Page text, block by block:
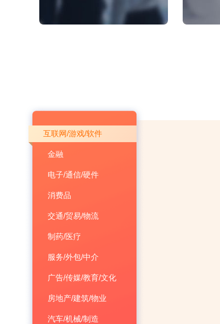
互联网/游戏/软件
金融
电子/通信/硬件
消费品
交通/贸易/物流
制药/医疗
服务/外包/中介
广告/传媒/教育/文化
房地产/建筑/物业
汽车/机械/制造